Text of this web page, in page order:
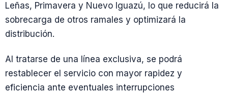
Leñas, Primavera y Nuevo Iguazú, lo que reducirá la
sobrecarga de otros ramales y optimizará la
distribución.
Al tratarse de una línea exclusiva, se podrá
restablecer el servicio con mayor rapidez y
eficiencia ante eventuales interrupciones